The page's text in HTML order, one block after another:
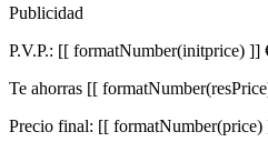
Publicidad
P.V.P.: [[ formatNumber(initprice) ]]
Te ahorras [[
Precio final: [[ formatNumber(price)